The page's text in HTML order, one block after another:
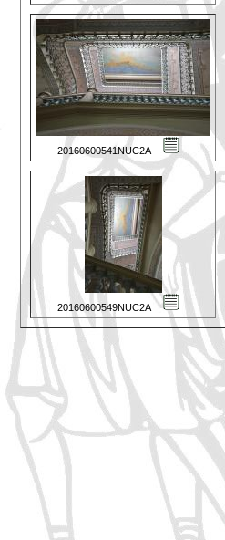
20160600541NUC2A
20160600549NUC2A